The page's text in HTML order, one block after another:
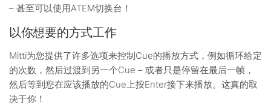
– 甚至可以使用ATEM切换台！
以你想要的方式工作
Mitti为您提供了许多选项来控制Cue的播放方式，例如循环给定
的次数，然后过渡到另一个Cue – 或者只是停留在最后一帧，
然后等到您在应该播放的Cue上按Enter接下来播放。这真的取
决于你！